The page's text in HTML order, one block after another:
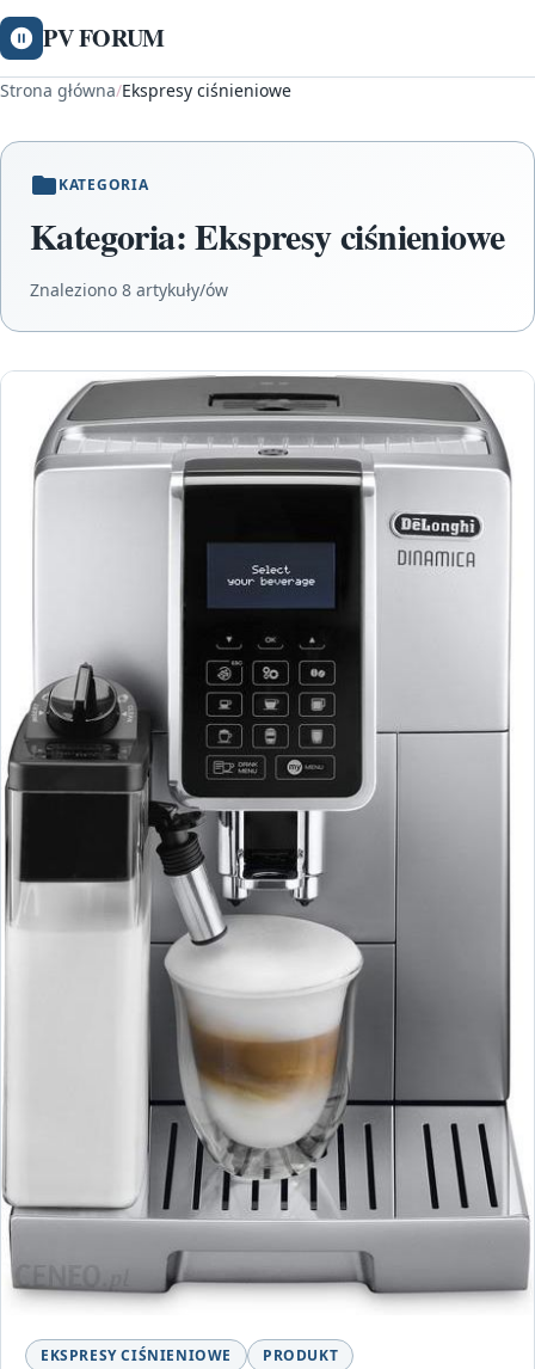
PV FORUM
Strona główna/Ekspresy ciśnieniowe
KATEGORIA
Kategoria:Ekspresy ciśnieniowe
Znaleziono 8 artykuły/ów
EKSPRESY CIŚNIENIOWE PRODUKT